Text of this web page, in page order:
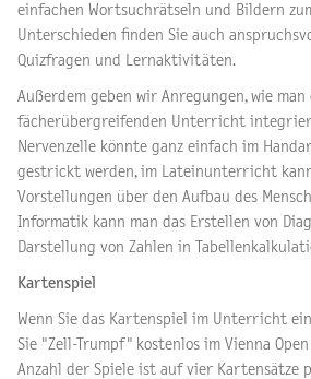
einfachen Wortsuchrätseln und Bildern
Unterschieden finden Sie auch
Quizfragen und Lernaktivitäten.
Außerdem geben wir Anregungen, wie
fächerübergreifenden Unterricht
Nervenzelle könnte ganz einfach im
gestrickt werden, im Lateinunterricht
Vorstellungen über den Aufbau des
Informatik kann man das Erstellen von
Darstellung von Zahlen in
Kartenspiel
Wenn Sie das Kartenspiel im Unterricht
Sie "Zell-Trumpf" kostenlos im Vienna Open
Anzahl der Spiele ist auf vier Kartensätze